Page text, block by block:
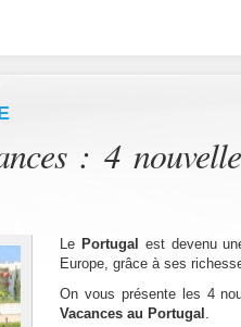
: 4
Le Portugal est devenu
Europe, grâce à ses
On vous présente les 4
Vacances au Portugal .